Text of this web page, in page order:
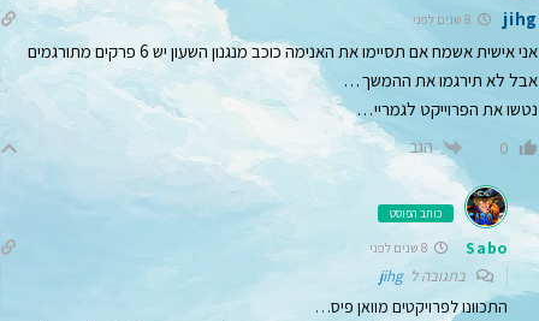
jihg
אני אישית אשמח אם תסיימו את האנימה כוכב מנגנון השעון יש 6 פרקים מתורגמים
אבל לא תירגמו את ההמשך…
נטשו את הפרוייקט לגמריי…
0 הגב
כותב הפוסט
Sabo
בתגובה לjihg
התכוונו לפרויקטים מוואן פיס…